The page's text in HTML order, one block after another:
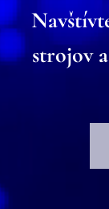
strojov